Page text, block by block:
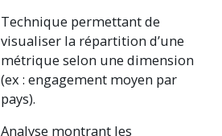
Technique permettant de
visualiser la répartition d’une
métrique selon une dimension
(ex : engagement moyen par
pays).
Analyse montrant les